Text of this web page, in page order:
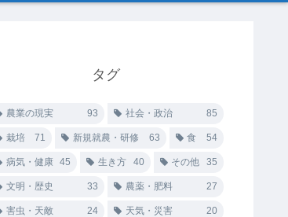
タグ
農業の現実 93 社会・政治 85
栽培 71 新規就農・研修 63 食 54
病気・健康 45 生き方 40 その他 35
文明・歴史 33 農薬・肥料 27
害虫・天敵 24 天気・災害 20